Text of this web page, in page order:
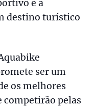
e a
destino turístico
ser um
os melhores
competirão pelas